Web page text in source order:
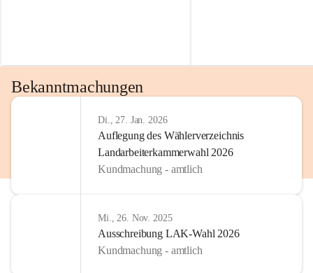
Bekanntmachungen
Di., 27. Jan. 2026
Auflegung des Wählerverzeichnis
Landarbeiterkammerwahl 2026
Kundmachung - amtlich
Mi., 26. Nov. 2025
Ausschreibung LAK-Wahl 2026
Kundmachung - amtlich